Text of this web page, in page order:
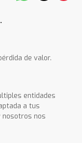
de valor.
entidades
a tus
nosotros nos